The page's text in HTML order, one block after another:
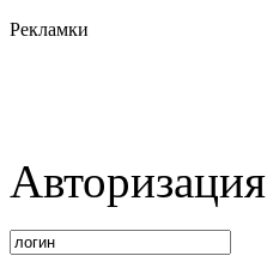
Рекламки
Авторизация